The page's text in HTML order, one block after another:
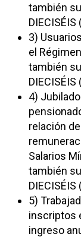
también
3)
el
también
4)
relación
Salarios
también
5)
inscriptos
ingreso